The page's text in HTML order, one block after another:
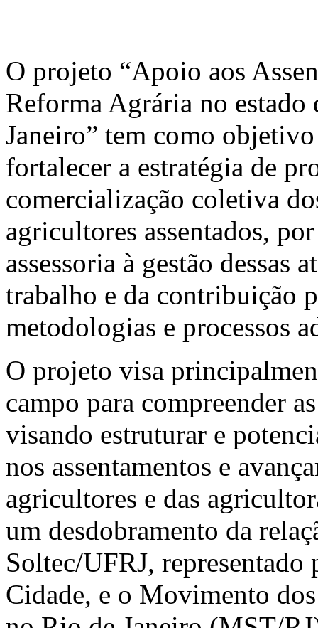
O projeto “Apoio aos
Reforma Agrária no estado
Janeiro” tem como
fortalecer a estratégia de
comercialização coletiva
agricultores assentados,
assessoria à gestão dessas
trabalho e da contribuição
metodologias e processos
O projeto visa
campo para compreender
visando estruturar e
nos assentamentos e
agricultores e das
um desdobramento da
Soltec/UFRJ,
Cidade, e o Movimento